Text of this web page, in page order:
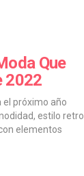
Que
2022
el próximo año
estilo retro
elementos